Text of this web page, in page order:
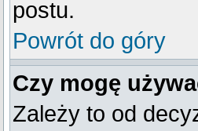
postu.
Powrót do góry
Czy mogę
Zależy to od